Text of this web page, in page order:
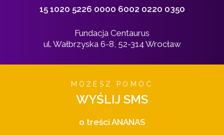
15 1020 5226 0000 6002 0220 0350
Fundacja Centaurus
ul. Wałbrzyska 6-8, 52-314 Wrocław
MOŻESZ POMÓC
WYŚLIJ SMS
o treści ANANAS